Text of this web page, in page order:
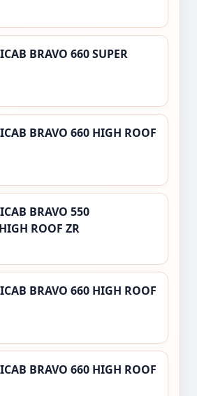
BRAVO 660 SUPER
BRAVO 660 HIGH ROOF
BRAVO 550
ROOF ZR
BRAVO 660 HIGH ROOF
BRAVO 660 HIGH ROOF